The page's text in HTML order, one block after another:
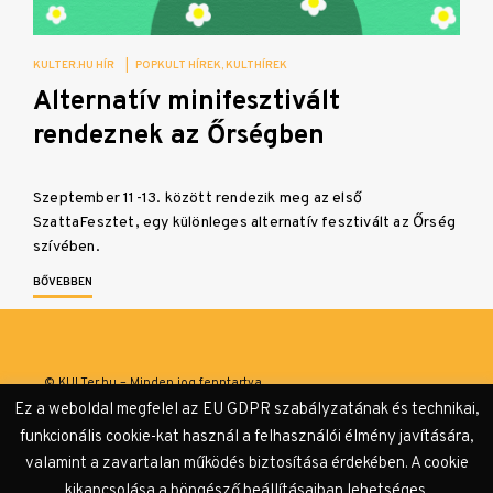
KULTER.HU HÍR POPKULT HÍREK KULTHÍREK
Alternatív minifesztivált
rendeznek az Őrségben
Szeptember 11-13. között rendezik meg az első
SzattaFesztet, egy különleges alternatív fesztivált az Őrség
szívében.
BŐVEBBEN
© KULTer.hu – Minden jog fenntartva
Adatvédelmi tájékoztató
Ez a weboldal megfelel az EU GDPR szabályzatának és technikai,
funkcionális cookie-kat használ a felhasználói élmény javítására,
valamint a zavartalan működés biztosítása érdekében. A cookie